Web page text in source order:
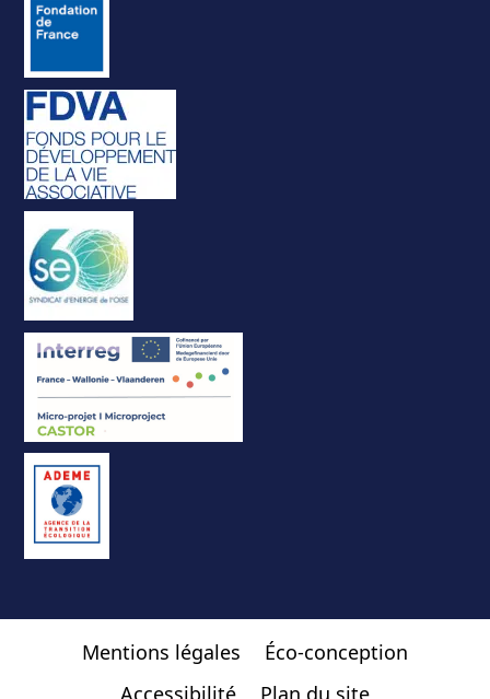
Mentions légales
Éco-conception
Accessibilité
Plan du site